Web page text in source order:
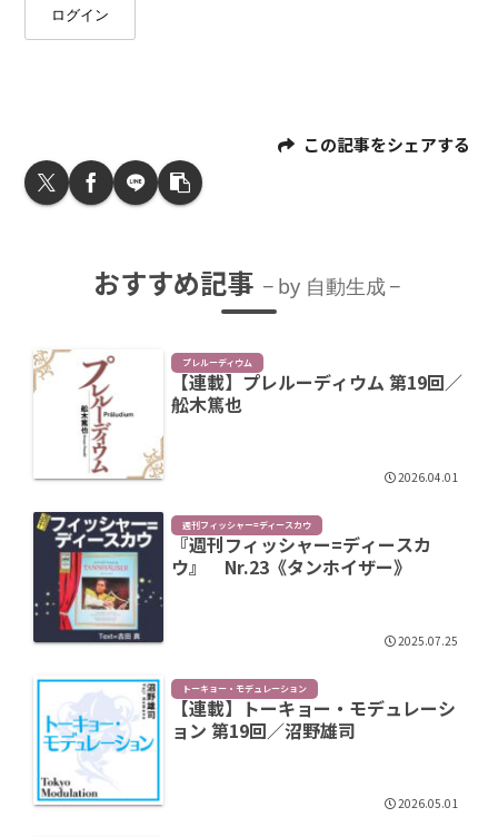
ログイン
この記事をシェアする
おすすめ記事 by 自動生成
プレルーディウム
【連載】プレルーディウム 第19回／
舩木篤也
2026.04.01
週刊フィッシャー=ディースカウ
『週刊フィッシャー=ディースカ
ウ』 Nr.23《タンホイザー》
2025.07.25
トーキョー・モデュレーション
【連載】トーキョー・モデュレーシ
ョン 第19回／沼野雄司
2026.05.01